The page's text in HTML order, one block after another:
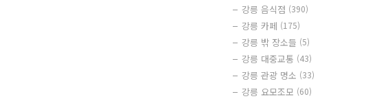
강릉 음식점 (390)
강릉 카페 (175)
강릉 밖 장소들 (5)
강릉 대중교통 (43)
강릉 관광 명소 (33)
강릉 요모조모 (60)